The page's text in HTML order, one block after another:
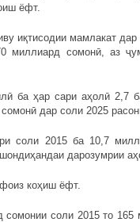
ёфт.
иқтисодии мамлакат
миллиард сомонӣ, аз
ба ҳар сари аҳолӣ 2,7
дар соли 2025
соли 2015 ба 10,7
дарозумрии
коҳиш ёфт.
соли 2015 то